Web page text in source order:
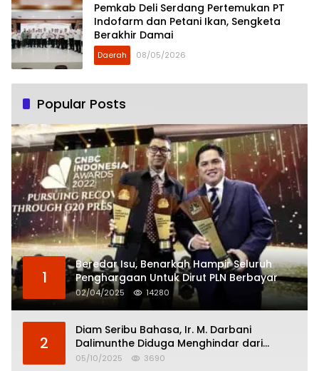
Pemkab Deli Serdang Pertemukan PT
Indofarm dan Petani Ikan, Sengketa
Berakhir Damai
Daerah 08/05/2026
Popular Posts
1
Beredar Isu, Benarkah Hampir Seluruh
Penghargaan Untuk Dirut PLN Berbayar
02/04/2025 14280
2
Diam Seribu Bahasa, Ir. M. Darbani
Dalimunthe Diduga Menghindar dari
Pertanggungjawaban Politik
05/10/2025 3690